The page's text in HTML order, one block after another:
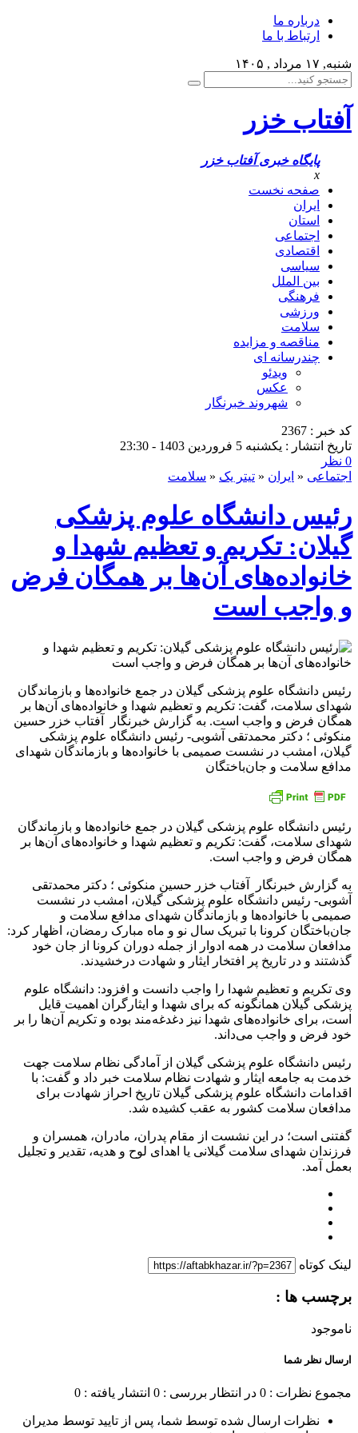
درباره ما
ارتباط با ما
شنبه, ۱۷ مرداد , ۱۴۰۵
آفتاب خزر
پایگاه خبری آفتاب خزر
x
صفحه نخست
ایران
استان
اجتماعی
اقتصادی
سیاسی
بین الملل
فرهنگی
ورزشی
سلامت
مناقصه و مزایده
چندرسانه ای
ویدئو
عکس
شهروند خبرنگار
کد خبر : 2367
تاریخ انتشار : یکشنبه 5 فروردین 1403 - 23:30
0 نظر
اجتماعی « ایران « تیتر یک « سلامت
رئیس دانشگاه علوم پزشکی
گیلان: تکریم و تعظیم شهدا و
خانواده‌های آن‌ها بر همگان فرض
و واجب است
رئیس دانشگاه علوم پزشکی گیلان در جمع خانواده‌ها و بازماندگان
شهدای سلامت، گفت: تکریم و تعظیم شهدا و خانواده‌های آن‌ها بر
همگان فرض و واجب است. به گزارش خبرنگار آفتاب خزر حسین
منکوئی ؛ دکتر محمدتقی آشوبی- رئیس دانشگاه علوم پزشکی
گیلان، امشب در نشست صمیمی با خانواده‌ها و بازماندگان شهدای
مدافع سلامت و جان‌باختگان
رئیس دانشگاه علوم پزشکی گیلان در جمع خانواده‌ها و بازماندگان
شهدای سلامت، گفت: تکریم و تعظیم شهدا و خانواده‌های آن‌ها بر
همگان فرض و واجب است.
به گزارش خبرنگار آفتاب خزر حسین منکوئی ؛ دکتر محمدتقی
آشوبی- رئیس دانشگاه علوم پزشکی گیلان، امشب در نشست
صمیمی با خانواده‌ها و بازماندگان شهدای مدافع سلامت و
جان‌باختگان کرونا با تبریک سال نو و ماه مبارک رمضان، اظهار کرد:
مدافعان سلامت در همه ادوار از جمله دوران کرونا از جان خود
گذشتند و در تاریخ پر افتخار ایثار و شهادت درخشیدند.
وی تکریم و تعظیم شهدا را واجب دانست و افزود: دانشگاه علوم
پزشکی گیلان همانگونه که برای شهدا و ایثارگران اهمیت قایل
است، برای خانواده‌های شهدا نیز دغدغه‌مند بوده و تکریم آن‌ها را بر
خود فرض و واجب می‌داند.
رئیس دانشگاه علوم پزشکی گیلان از آمادگی نظام سلامت جهت
خدمت به جامعه ایثار و شهادت نظام سلامت خبر داد و گفت: با
اقدامات دانشگاه علوم پزشکی گیلان تاریخ احراز شهادت برای
مدافعان سلامت کشور به عقب کشیده شد.
گفتنی است؛ در این نشست از مقام پدران، مادران، همسران و
فرزندان شهدای سلامت گیلانی یا اهدای لوح و هدیه، تقدیر و تجلیل
بعمل آمد.
لینک کوتاه
برچسب ها :
ناموجود
ارسال نظر شما
مجموع نظرات : 0 در انتظار بررسی : 0 انتشار یافته : 0
نظرات ارسال شده توسط شما، پس از تایید توسط مدیران